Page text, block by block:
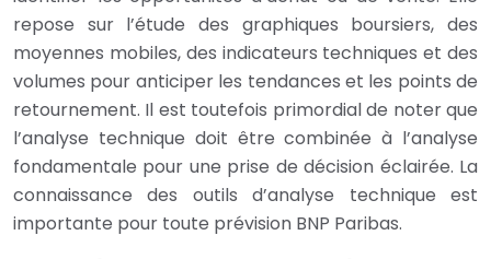
repose sur l’étude des graphiques boursiers, des
moyennes mobiles, des indicateurs techniques et des
volumes pour anticiper les tendances et les points de
retournement. Il est toutefois primordial de noter que
l’analyse technique doit être combinée à l’analyse
fondamentale pour une prise de décision éclairée. La
connaissance des outils d’analyse technique est
importante pour toute prévision BNP Paribas.